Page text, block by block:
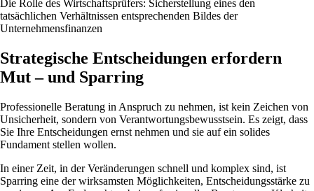
Die Rolle des Wirtschaftsprüfers: Sicherstellung eines den
tatsächlichen Verhältnissen entsprechenden Bildes der
Unternehmensfinanzen
Strategische Entscheidungen erfordern
Mut – und Sparring
Professionelle Beratung in Anspruch zu nehmen, ist kein Zeichen von
Unsicherheit, sondern von Verantwortungsbewusstsein. Es zeigt, dass
Sie Ihre Entscheidungen ernst nehmen und sie auf ein solides
Fundament stellen wollen.
In einer Zeit, in der Veränderungen schnell und komplex sind, ist
Sparring eine der wirksamsten Möglichkeiten, Entscheidungsstärke zu